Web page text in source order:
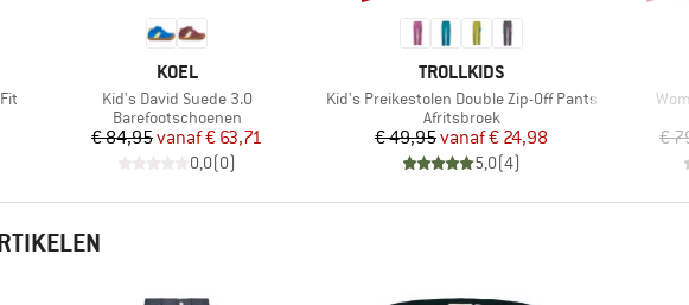
MERK
KOEL
Artikel
Kid's David Suede 3.0
Productgroep
Barefootschoenen
Prijs
€ 84,95 Verlaagde prijs
vanaf€ 63,71
0,0(0)
MERK
TROLLKIDS
Artikel
Kid's Preikestolen Double Zip-Off Pants
Productgroep
Afritsbroek
Prijs
€ 49,95 Verlaagde prijs
vanaf€ 24,98
5,0(4)
€